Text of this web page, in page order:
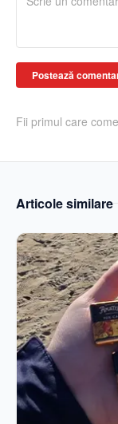
Postează
Fii primul care
Articole similare